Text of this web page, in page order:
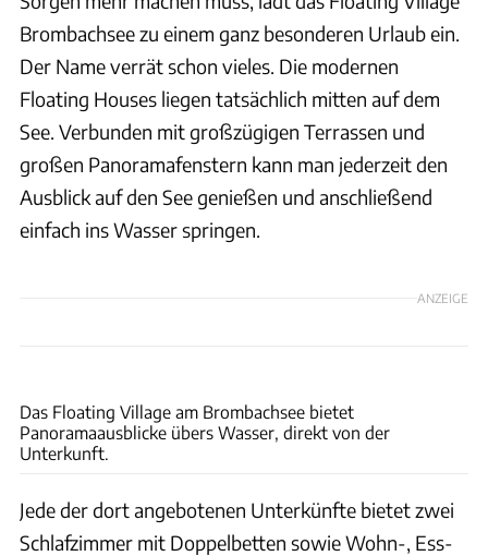
Brombachsee zu einem ganz besonderen Urlaub ein.
Der Name verrät schon vieles. Die modernen
Floating Houses liegen tatsächlich mitten auf dem
See. Verbunden mit großzügigen Terrassen und
großen Panoramafenstern kann man jederzeit den
Ausblick auf den See genießen und anschließend
einfach ins Wasser springen.
ANZEIGE
Das Floating Village am Brombachsee bietet
Panoramaausblicke übers Wasser, direkt von der
Unterkunft.
Jede der dort angebotenen Unterkünfte bietet zwei
Schlafzimmer mit Doppelbetten sowie Wohn-, Ess-